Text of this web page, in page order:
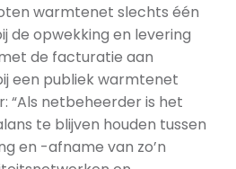
warmtenet slechts één
de opwekking en levering
de facturatie aan
een publiek warmtenet
“Als netbeheerder is het
te blijven houden tussen
en -afname van zo’n